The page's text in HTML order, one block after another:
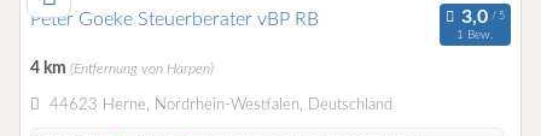
Peter Goeke Steuerberater vBP RB
1 Bew.
4 km (Entfernung von Harpen)
44623 Herne, Nordrhein-Westfalen, Deutschland